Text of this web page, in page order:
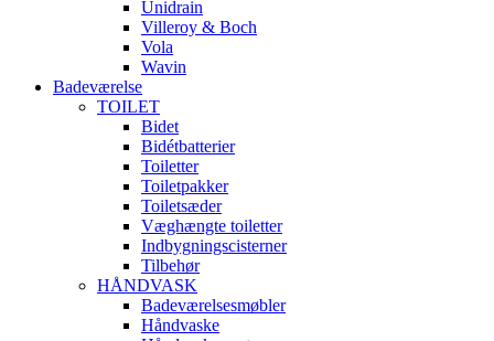
Unidrain
Villeroy & Boch
Vola
Wavin
Badeværelse
TOILET
Bidet
Bidétbatterier
Toiletter
Toiletpakker
Toiletsæder
Væghængte toiletter
Indbygningscisterner
Tilbehør
HÅNDVASK
Badeværelsesmøbler
Håndvaske